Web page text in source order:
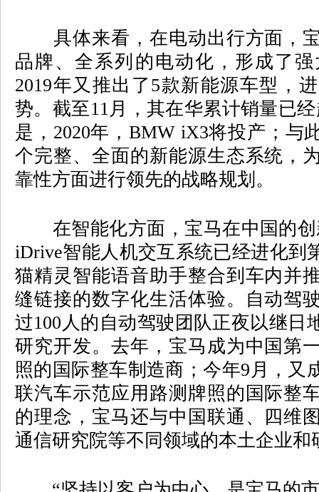
具体来看，在电动出行方面，宝
品牌、全系列的电动化，形成了
2019年又推出了5款新能源车型，
势。截至11月，其在华累计销量已
是，2020年，BMW iX3将投产；与
个完整、全面的新能源生态系统，
靠性方面进行领先的战略规划。
在智能化方面，宝马在中国的创
iDrive智能人机交互系统已经进化到
猫精灵智能语音助手整合到车内并
缝链接的数字化生活体验。自动驾
过100人的自动驾驶团队正夜以继日
研究开发。去年，宝马成为中国第
照的国际整车制造商；今年9月，又
联汽车示范应用路测牌照的国际整
的理念，宝马还与中国联通、四维
通信研究院等不同领域的本土企业和